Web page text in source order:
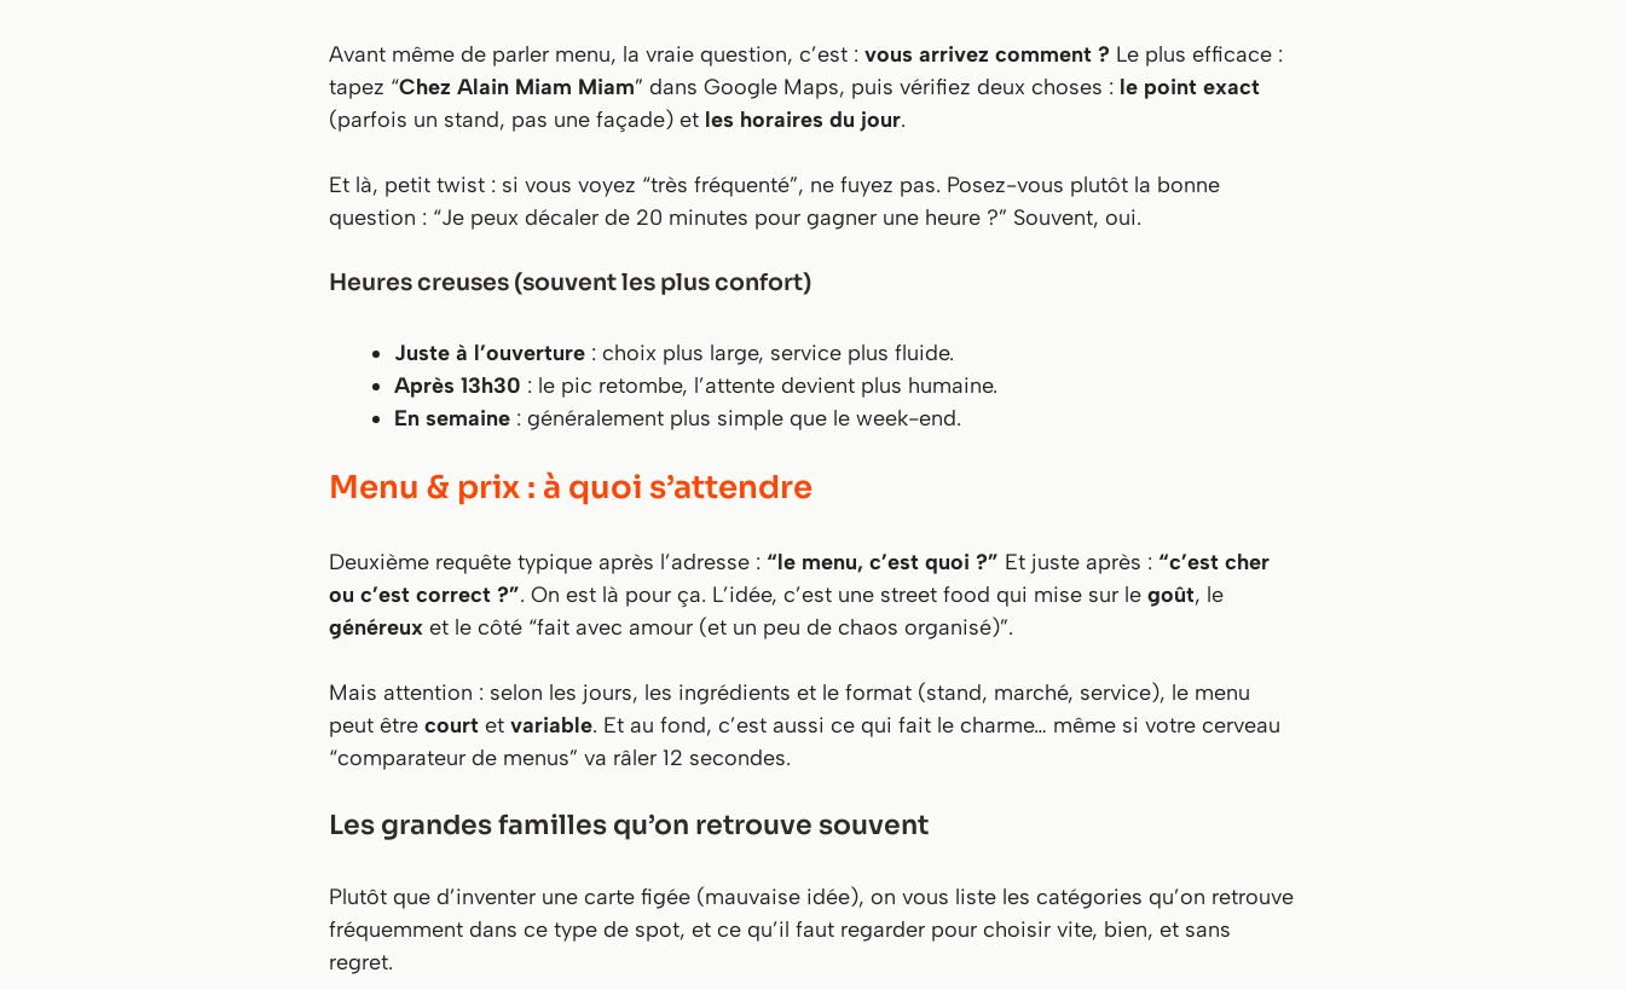
Avant même de parler menu, la vraie question, c’est : vous arrivez comment ? Le plus efficace :
tapez “Chez Alain Miam Miam” dans Google Maps, puis vérifiez deux choses : le point exact
(parfois un stand, pas une façade) et les horaires du jour.
Et là, petit twist : si vous voyez “très fréquenté”, ne fuyez pas. Posez-vous plutôt la bonne
question : “Je peux décaler de 20 minutes pour gagner une heure ?” Souvent, oui.
Heures creuses (souvent les plus confort)
Juste à l’ouverture : choix plus large, service plus fluide.
Après 13h30 : le pic retombe, l’attente devient plus humaine.
En semaine : généralement plus simple que le week-end.
Menu & prix : à quoi s’attendre
Deuxième requête typique après l’adresse : “le menu, c’est quoi ?” Et juste après : “c’est cher
ou c’est correct ?”. On est là pour ça. L’idée, c’est une street food qui mise sur le goût, le
généreux et le côté “fait avec amour (et un peu de chaos organisé)”.
Mais attention : selon les jours, les ingrédients et le format (stand, marché, service), le menu
peut être court et variable. Et au fond, c’est aussi ce qui fait le charme… même si votre cerveau
“comparateur de menus” va râler 12 secondes.
Les grandes familles qu’on retrouve souvent
Plutôt que d’inventer une carte figée (mauvaise idée), on vous liste les catégories qu’on retrouve
fréquemment dans ce type de spot, et ce qu’il faut regarder pour choisir vite, bien, et sans
regret.